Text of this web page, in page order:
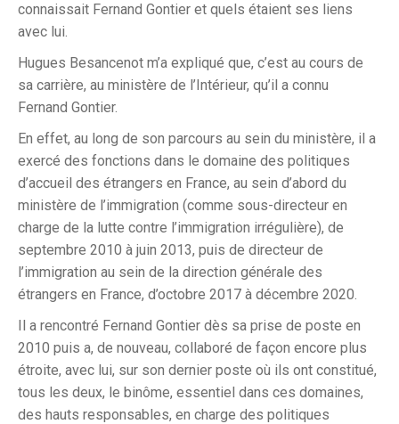
connaissait Fernand Gontier et quels étaient ses liens
avec lui.
Hugues Besancenot m’a expliqué que, c’est au cours de
sa carrière, au ministère de l’Intérieur, qu’il a connu
Fernand Gontier.
En effet, au long de son parcours au sein du ministère, il a
exercé des fonctions dans le domaine des politiques
d’accueil des étrangers en France, au sein d’abord du
ministère de l’immigration (comme sous-directeur en
charge de la lutte contre l’immigration irrégulière), de
septembre 2010 à juin 2013, puis de directeur de
l’immigration au sein de la direction générale des
étrangers en France, d’octobre 2017 à décembre 2020.
Il a rencontré Fernand Gontier dès sa prise de poste en
2010 puis a, de nouveau, collaboré de façon encore plus
étroite, avec lui, sur son dernier poste où ils ont constitué,
tous les deux, le binôme, essentiel dans ces domaines,
des hauts responsables, en charge des politiques